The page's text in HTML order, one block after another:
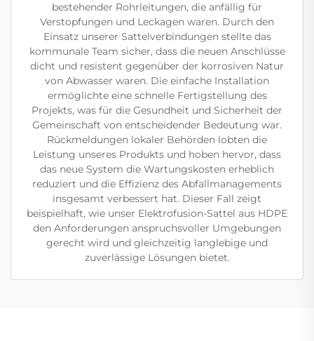
bestehender Rohrleitungen, die anfällig für
Verstopfungen und Leckagen waren. Durch den
Einsatz unserer Sattelverbindungen stellte das
kommunale Team sicher, dass die neuen Anschlüsse
dicht und resistent gegenüber der korrosiven Natur
von Abwasser waren. Die einfache Installation
ermöglichte eine schnelle Fertigstellung des
Projekts, was für die Gesundheit und Sicherheit der
Gemeinschaft von entscheidender Bedeutung war.
Rückmeldungen lokaler Behörden lobten die
Leistung unseres Produkts und hoben hervor, dass
das neue System die Wartungskosten erheblich
reduziert und die Effizienz des Abfallmanagements
insgesamt verbessert hat. Dieser Fall zeigt
beispielhaft, wie unser Elektrofusion-Sattel aus HDPE
den Anforderungen anspruchsvoller Umgebungen
gerecht wird und gleichzeitig langlebige und
zuverlässige Lösungen bietet.